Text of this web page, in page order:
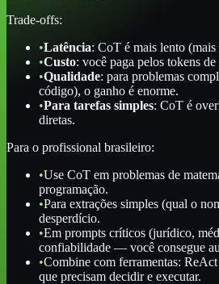
Trade-offs:
•Latência: CoT é mais lento (mais
•Custo: você paga pelos tokens
•Qualidade: para problemas
código), o ganho é enorme.
•Para tarefas simples: CoT é
diretas.
Para o profissional brasileiro:
•Use CoT em problemas de
programação.
•Para extrações simples (qual o
desperdício.
•Em prompts críticos (jurídico,
confiabilidade — você consegue
•Combine com ferramentas: ReAct
que precisam decidir e executar.